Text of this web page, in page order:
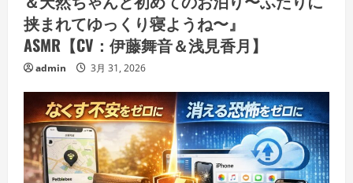
挟まれてゆっくり寝ようね〜』
ASMR【CV：伊藤舞音＆浅見香月】
admin 3月 31, 2026